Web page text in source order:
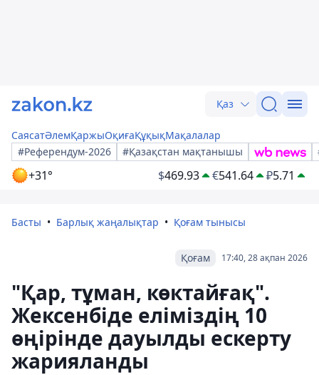
Қаз
СаясатӘлемҚаржыОқиғаҚұқықМақалалар
#Референдум-2026
#Қазақстан мақтанышы
+31° $469.93 €541.64 ₽5.71
Басты Барлық жаңалықтар Қоғам тынысы
17:40, 28 ақпан 2026
Қоғам
"Қар, тұман, көктайғақ".
Жексенбіде еліміздің 10
өңірінде дауылды ескерту
жарияланды